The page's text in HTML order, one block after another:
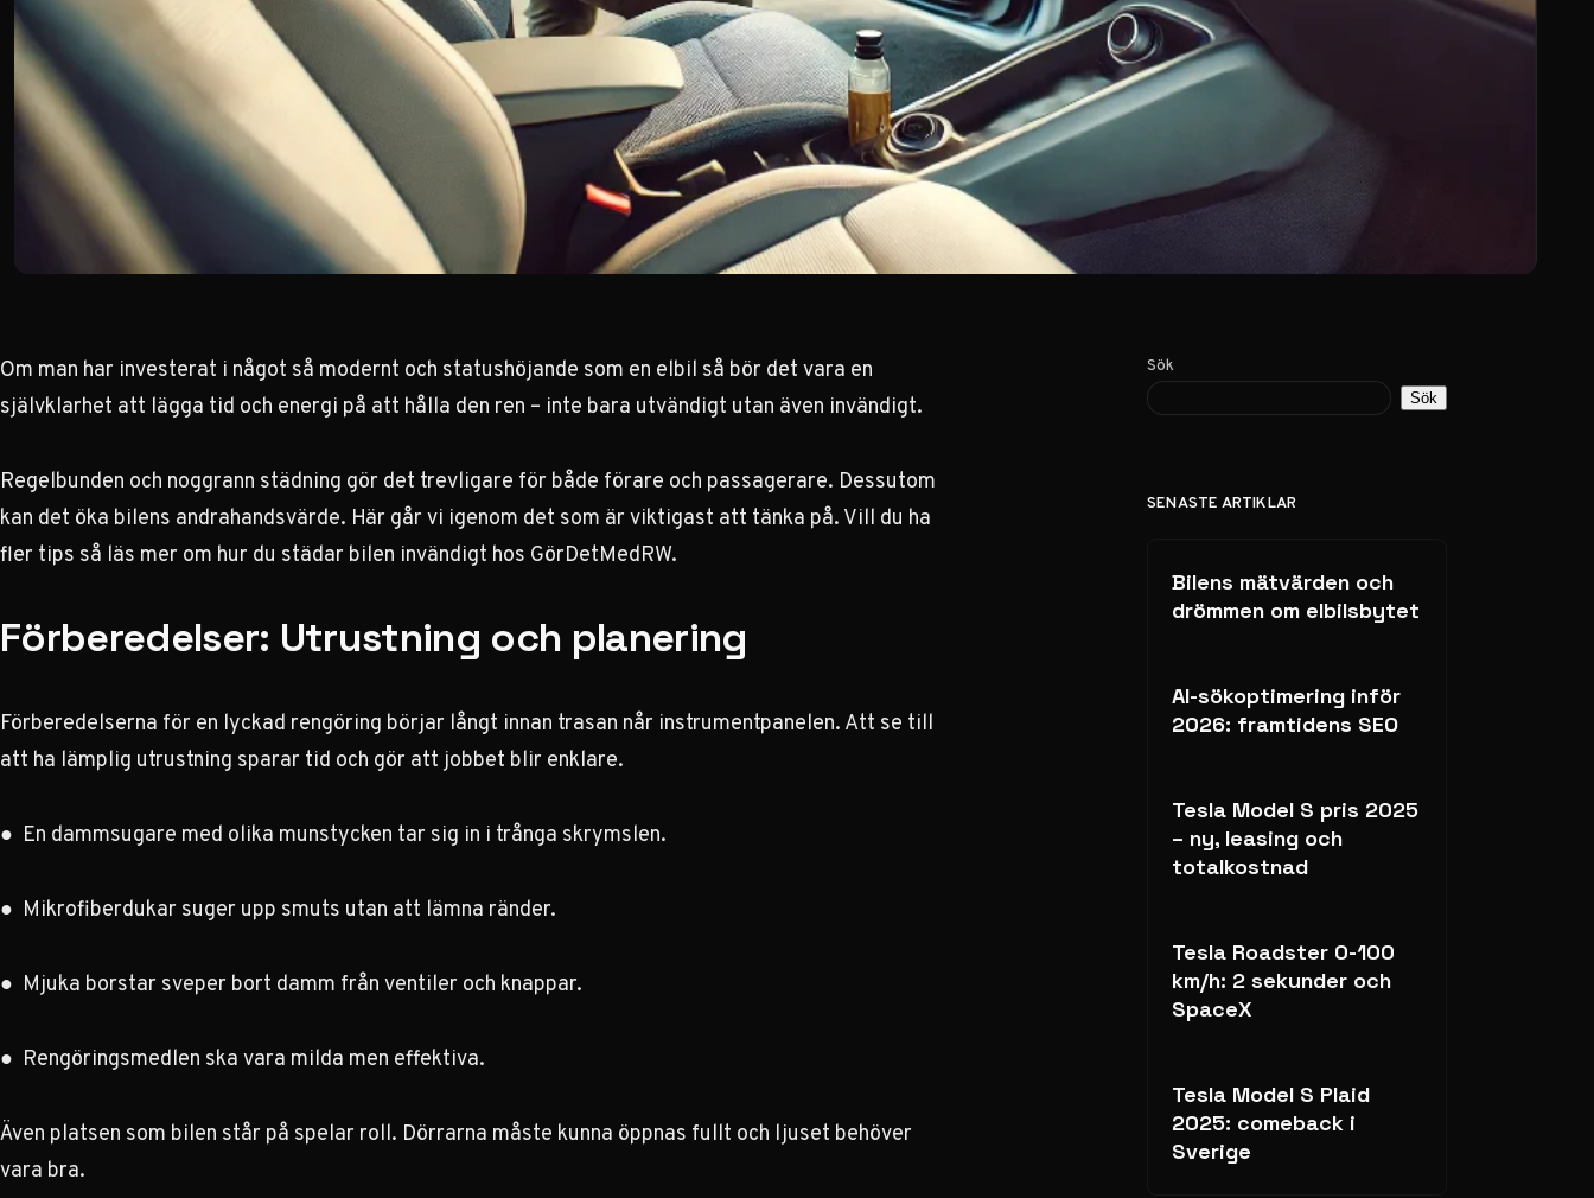
Om man har investerat i något så modernt och statushöjande som en elbil så bör det vara en
självklarhet att lägga tid och energi på att hålla den ren – inte bara utvändigt utan även invändigt.
Regelbunden och noggrann städning gör det trevligare för både förare och passagerare. Dessutom
kan det öka bilens andrahandsvärde. Här går vi igenom det som är viktigast att tänka på. Vill du ha
fler tips så läs mer om hur du städar bilen invändigt hos GörDetMedRW.
Förberedelser: Utrustning och planering
Förberedelserna för en lyckad rengöring börjar långt innan trasan når instrumentpanelen. Att se till
att ha lämplig utrustning sparar tid och gör att jobbet blir enklare.
● En dammsugare med olika munstycken tar sig in i trånga skrymslen.
● Mikrofiberdukar suger upp smuts utan att lämna ränder.
● Mjuka borstar sveper bort damm från ventiler och knappar.
● Rengöringsmedlen ska vara milda men effektiva.
Även platsen som bilen står på spelar roll. Dörrarna måste kunna öppnas fullt och ljuset behöver
vara bra.
Sök
Sök
SENASTE ARTIKLAR
Bilens mätvärden och
drömmen om elbilsbytet
AI-sökoptimering inför
2026: framtidens SEO
Tesla Model S pris 2025
– ny, leasing och
totalkostnad
Tesla Roadster 0-100
km/h: 2 sekunder och
SpaceX
Tesla Model S Plaid
2025: comeback i
Sverige